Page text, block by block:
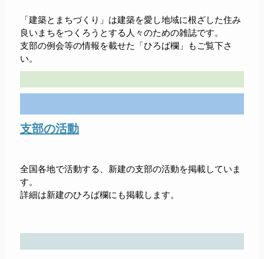
「建築とまちづくり」は建築を愛し地域に根ざした住み
良いまちをつくろうとする人々のための雑誌です。
支部の例会等の情報を載せた「ひろば欄」もご覧下さ
い。
支部の活動
全国各地で活動する、新建の支部の活動を掲載していま
す。
詳細は新建のひろば欄にも掲載します。